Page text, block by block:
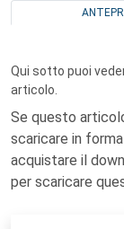
Qui sotto puoi
articolo.
Se questo
scaricare in
acquistare il
per scaricare